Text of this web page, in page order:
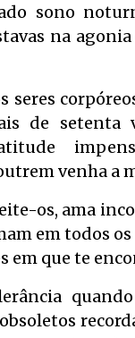
sono
na
seres
de setenta
venha a
os, ama
em todos
em que te